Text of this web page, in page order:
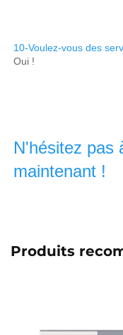
10-Voulez-vous des
Oui !
N'hésitez pas
maintenant !
Produits